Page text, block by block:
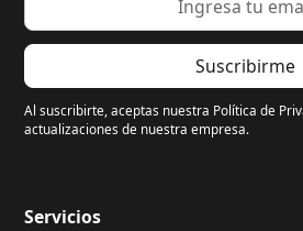
Al suscribirte, aceptas nuestra Política de
actualizaciones de nuestra empresa.
Servicios